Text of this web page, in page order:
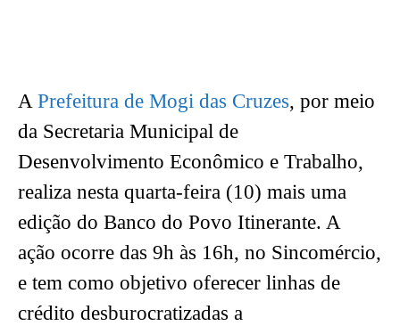
A Prefeitura de Mogi das Cruzes, por meio
da Secretaria Municipal de
Desenvolvimento Econômico e Trabalho,
realiza nesta quarta-feira (10) mais uma
edição do Banco do Povo Itinerante. A
ação ocorre das 9h às 16h, no Sincomércio,
e tem como objetivo oferecer linhas de
crédito desburocratizadas a